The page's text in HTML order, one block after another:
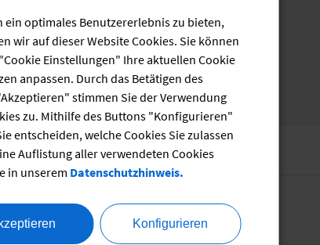
ein optimales Benutzererlebnis zu bieten,
wir auf dieser Website Cookies. Sie können
Einstellungen" Ihre aktuellen Cookie
anpassen. Durch das Betätigen des
stimmen Sie der Verwendung
zu. Mithilfe des Buttons "Konfigurieren"
entscheiden, welche Cookies Sie zulassen
Auflistung aller verwendeten Cookies
in unserem Datenschutzhinweis.
Konfigurieren